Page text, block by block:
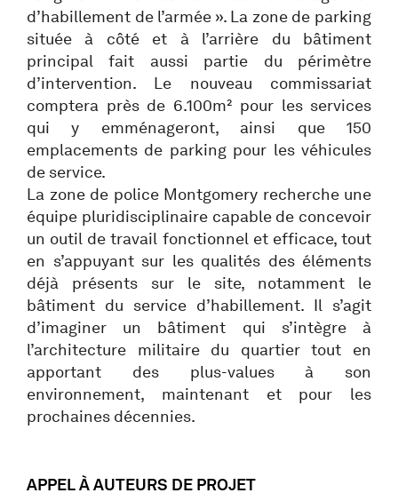
d’habillement de l’armée ». La zone de parking
située à côté et à l’arrière du bâtiment
principal fait aussi partie du périmètre
d’intervention. Le nouveau commissariat
comptera près de 6.100m² pour les services
qui y emménageront, ainsi que 150
emplacements de parking pour les véhicules
de service.
La zone de police Montgomery recherche une
équipe pluridisciplinaire capable de concevoir
un outil de travail fonctionnel et efficace, tout
en s’appuyant sur les qualités des éléments
déjà présents sur le site, notamment le
bâtiment du service d’habillement. Il s’agit
d’imaginer un bâtiment qui s’intègre à
l’architecture militaire du quartier tout en
apportant des plus-values à son
environnement, maintenant et pour les
prochaines décennies.
APPEL À AUTEURS DE PROJET